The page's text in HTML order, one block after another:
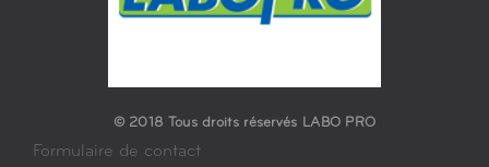
© 2018 Tous droits réservés LABO PRO
Formulaire de contact